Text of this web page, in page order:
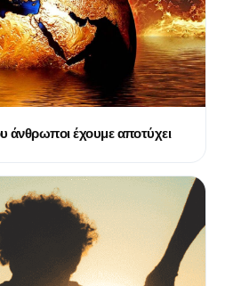
άνθρωποι έχουμε αποτύχει